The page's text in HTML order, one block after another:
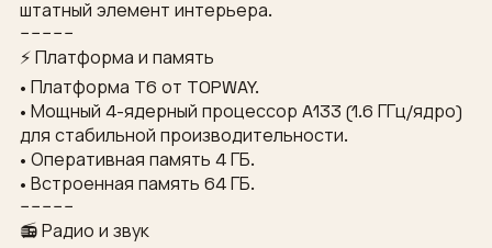
штатный элемент интерьера.
−−−−−
⚡ Платформа и память
• Платформа T6 от TOPWAY.
• Мощный 4-ядерный процессор A133 (1.6 ГГц/ядро)
для стабильной производительности.
• Оперативная память 4 ГБ.
• Встроенная память 64 ГБ.
−−−−−
📻 Радио и звук